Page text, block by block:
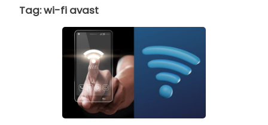
Tag:wi-fi avast